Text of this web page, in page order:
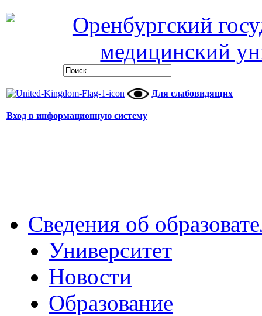
Оренбургский
медицинский
Для слабовидящих
Вход в информационную систему
Сведения об
Университет
Новости
Образование